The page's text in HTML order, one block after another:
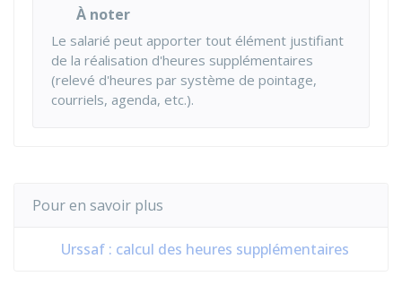
À noter
Le salarié peut apporter tout élément justifiant
de la réalisation d'heures supplémentaires
(relevé d'heures par système de pointage,
courriels, agenda, etc.).
Pour en savoir plus
Urssaf : calcul des heures supplémentaires